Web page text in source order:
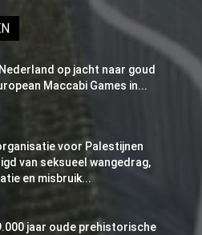
op jacht naar goud
Maccabi Games in...
voor Palestijnen
van seksueel wangedrag,
en misbruik...
jaar oude prehistorische